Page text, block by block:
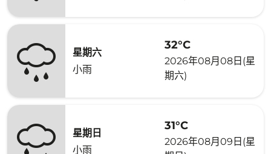
星期六
小雨
32°C
2026年08月08日(星
期六)
星期日
小雨
31°C
2026年08月09日(星